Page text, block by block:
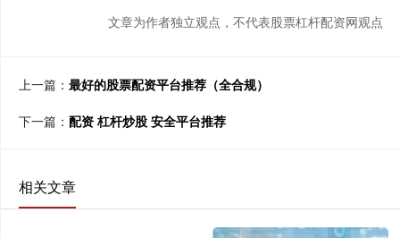
文章为作者独立观点，不代表股票杠杆配资网观点
上一篇： 最好的股票配资平台推荐（全合规）
下一篇： 配资 杠杆炒股 安全平台推荐
相关文章